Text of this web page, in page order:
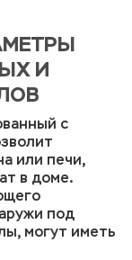
И
с
или печи,
в доме.
под
могут иметь